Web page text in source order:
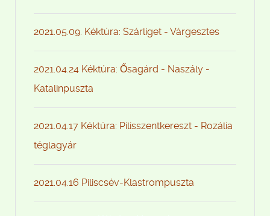
2021.05.09. Kéktúra: Szárliget - Várgesztes
2021.04.24 Kéktúra: Ősagárd - Naszály -
Katalinpuszta
2021.04.17 Kéktúra: Pilisszentkereszt - Rozália
téglagyár
2021.04.16 Piliscsév-Klastrompuszta